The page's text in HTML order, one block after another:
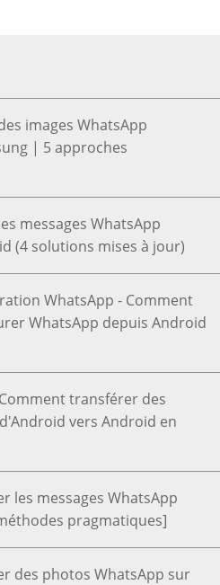
images WhatsApp
| 5 approches
messages WhatsApp
(4 solutions mises à jour)
WhatsApp - Comment
WhatsApp depuis Android
transférer des
vers Android en
les messages WhatsApp
pragmatiques]
des photos WhatsApp sur